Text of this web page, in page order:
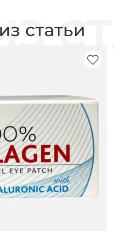
статьи